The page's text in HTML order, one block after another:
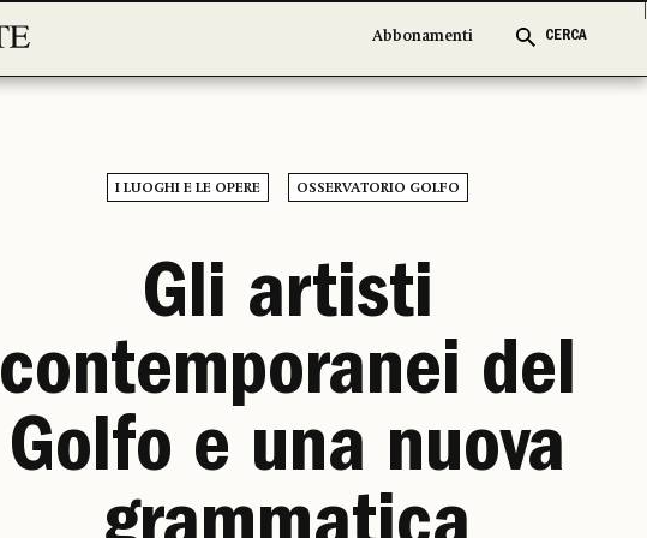
Abbonamenti CERCA
Abbonamenti CERCA
I LUOGHI E LE OPERE OSSERVATORIO GOLFO
Gli artisti
contemporanei del
Golfo e una nuova